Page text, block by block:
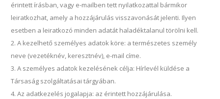
érintett írásban, vagy e-mailben tett nyilatkozattal bármikor
leiratkozhat, amely a hozzájárulás visszavonását jelenti. Ilyen
esetben a leiratkozó minden adatát haladéktalanul törölni kell.
A kezelhető személyes adatok köre: a természetes személy
neve (vezetéknév, keresztnév), e-mail címe.
A személyes adatok kezelésének célja: Hírlevél küldése a
Társaság szolgáltatásai tárgyában.
Az adatkezelés jogalapja: az érintett hozzájárulása.